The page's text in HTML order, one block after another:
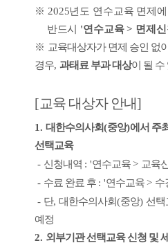
※ 2025년도 연수교육 면제
반드시 '연수교육> 면제
※ 교육대상자가 면제 승인 없
경우, 과태료 부과 대상이 될 수
[교육 대상자 안내]
1. 대한수의사회(중앙)에서 주
선택교육
- 신청내역 : '연수교육> 교육
- 수료 완료 후 : '연수교육> 수
- 단, 대한수의사회(중앙) 선택
예정
2. 외부기관 선택교육 신청 및